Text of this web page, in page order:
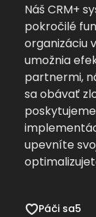
Náš CRM+
pokročilé
organizáciu
umožnia
partnermi,
sa obávať
upevníte
Páči sa5